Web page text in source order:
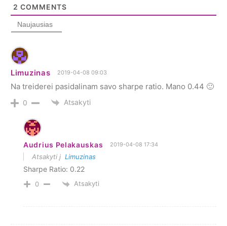
2 COMMENTS
Naujausias
Limuzinas 2019-04-08 09:03
Na treiderei pasidalinam savo sharpe ratio. Mano 0.44 🙂
0 Atsakyti
Audrius Pelakauskas 2019-04-08 17:34
Atsakyti į Limuzinas
Sharpe Ratio: 0.22
0 Atsakyti